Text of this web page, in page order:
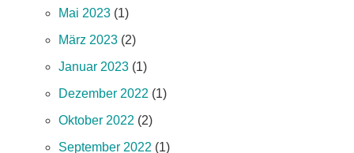
Mai 2023 (1)
März 2023 (2)
Januar 2023 (1)
Dezember 2022 (1)
Oktober 2022 (2)
September 2022 (1)